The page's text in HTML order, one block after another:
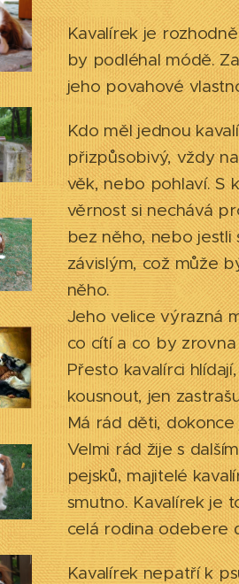
Kavalírek je
by podléhal módě.
jeho povahové
Kdo měl jednou
přizpůsobivý, vždy
věk, nebo pohlaví. S
věrnost si nechává
bez něho, nebo jestli
závislým, což může
něho.
Jeho velice výrazná
co cítí a co by
Přesto kavalírci
kousnout, jen
Má rád děti,
Velmi rád žije s
pejsků, majitelé
smutno. Kavalírek je
celá rodina odebere
Kavalírek nepatří k